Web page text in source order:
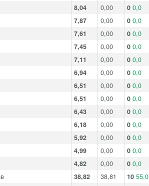
8,04 0,00 0 0,0
7,87 0,00 0 0,0
7,61 0,00 0 0,0
7,45 0,00 0 0,0
7,11 0,00 0 0,0
6,94 0,00 0 0,0
6,51 0,00 0 0,0
6,51 0,00 0 0,0
6,43 0,00 0 0,0
6,18 0,00 0 0,0
5,92 0,00 0 0,0
4,99 0,00 0 0,0
4,82 0,00 0 0,0
38,82 38,81 10 55,0